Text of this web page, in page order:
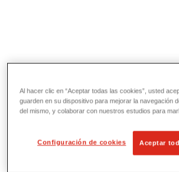
Herramientas de servicios
View All Herramientas
Al hacer clic en “Aceptar todas las cookies”, usted
guarden en su dispositivo para mejorar la navegación
del mismo, y colaborar con nuestros estudios para
Configuración de cookies Aceptar